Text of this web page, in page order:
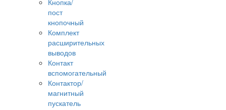
Кнопка/
пост
кнопочный
Комплект
расширительных
выводов
Контакт
вспомогательный
Контактор/
магнитный
пускатель